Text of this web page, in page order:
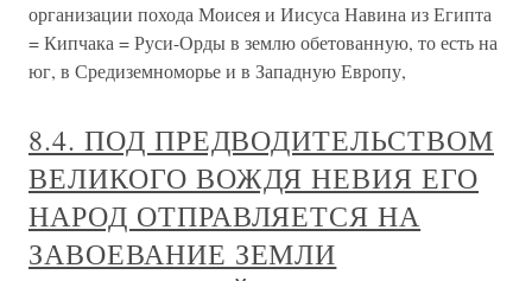
организации похода Моисея и Иисуса Навина из Египта
= Кипчака = Руси-Орды в землю обетованную, то есть на
юг, в Средиземноморье и в Западную Европу,
8.4. ПОД ПРЕДВОДИТЕЛЬСТВОМ
ВЕЛИКОГО ВОЖДЯ НЕВИЯ ЕГО
НАРОД ОТПРАВЛЯЕТСЯ НА
ЗАВОЕВАНИЕ ЗЕМЛИ